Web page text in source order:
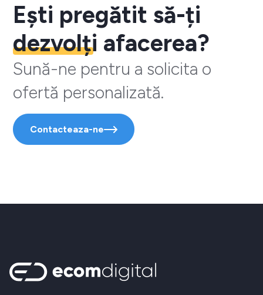
Ești pregătit să-ți
dezvolți afacerea?
Sună-ne pentru a solicita o
ofertă personalizată.
Contacteaza-ne